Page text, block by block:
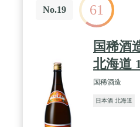
No.19 61
国稀酒
北海道
国稀酒造
日本酒 北海道